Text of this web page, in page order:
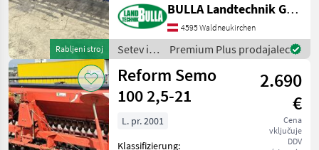
Rabljeni stroj
Spuranreißer + Striegel +
Einsatzklammern für
Feinsaat konvencionalno,
vklop voznih stez,
BULLA Landtechnik GmbH
4595 Waldneukirchen
Setev in
nega /
Nordsten
Premium Plus prodajalec
Reform Semo
100 2,5-21
2.690
€
Cena
vključuje
DDV
L. pr. 2001
Klassifizierung: